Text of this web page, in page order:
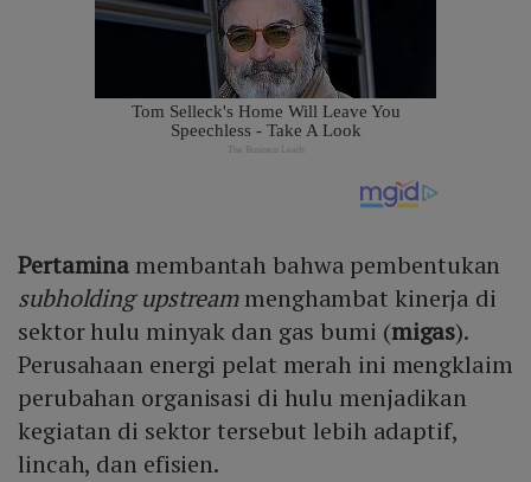
Pertamina membantah bahwa pembentukan
subholding upstreammenghambat kinerja di
sektor hulu minyak dan gas bumi (migas).
Perusahaan energi pelat merah ini mengklaim
perubahan organisasi di hulu menjadikan
kegiatan di sektor tersebut lebih adaptif,
lincah, dan efisien.